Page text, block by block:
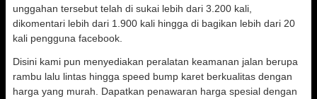
unggahan tersebut telah di sukai lebih dari 3.200 kali,
dikomentari lebih dari 1.900 kali hingga di bagikan lebih dari 20
kali pengguna facebook.
Disini kami pun menyediakan peralatan keamanan jalan berupa
rambu lalu lintas hingga speed bump karet berkualitas dengan
harga yang murah. Dapatkan penawaran harga spesial dengan